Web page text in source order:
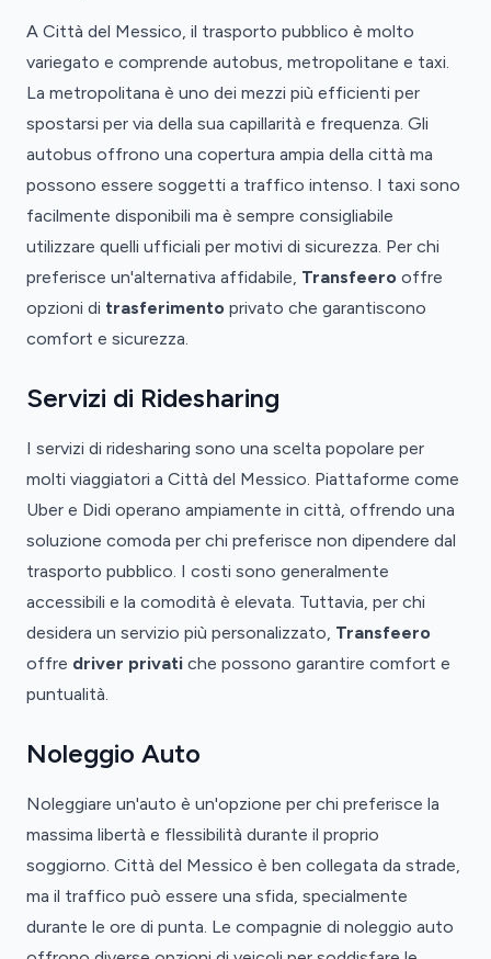
A Città del Messico, il trasporto pubblico è molto
variegato e comprende autobus, metropolitane e taxi.
La metropolitana è uno dei mezzi più efficienti per
spostarsi per via della sua capillarità e frequenza. Gli
autobus offrono una copertura ampia della città ma
possono essere soggetti a traffico intenso. I taxi sono
facilmente disponibili ma è sempre consigliabile
utilizzare quelli ufficiali per motivi di sicurezza. Per chi
preferisce un'alternativa affidabile, Transfeero offre
opzioni di trasferimento privato che garantiscono
comfort e sicurezza.
Servizi di Ridesharing
I servizi di ridesharing sono una scelta popolare per
molti viaggiatori a Città del Messico. Piattaforme come
Uber e Didi operano ampiamente in città, offrendo una
soluzione comoda per chi preferisce non dipendere dal
trasporto pubblico. I costi sono generalmente
accessibili e la comodità è elevata. Tuttavia, per chi
desidera un servizio più personalizzato, Transfeero
offre driver privati che possono garantire comfort e
puntualità.
Noleggio Auto
Noleggiare un'auto è un'opzione per chi preferisce la
massima libertà e flessibilità durante il proprio
soggiorno. Città del Messico è ben collegata da strade,
ma il traffico può essere una sfida, specialmente
durante le ore di punta. Le compagnie di noleggio auto